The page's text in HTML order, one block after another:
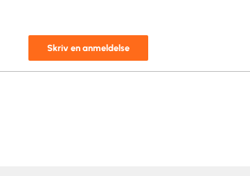
Skriv en anmeldelse